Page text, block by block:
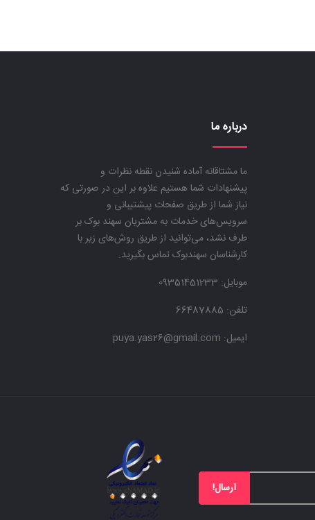
درباره ما
ما مشتاقانه آماده شنیدن نقطه نظرات و
پیشنهادات شما هستیم علاوه بر این در صورتی که
نیاز شما از طریق صفحات پیشتیبانی و
سرویس‌های خدمات به مشتریان سهند بوک بر
طرف نشد، می‌توانید از طریق روش‌های زیر با
کارشناسان سهندبوک تماس بگیرید.
موبایل:
تلفن: 66487885
ایمیل: puya.yas26@gmail.com
ارسال!